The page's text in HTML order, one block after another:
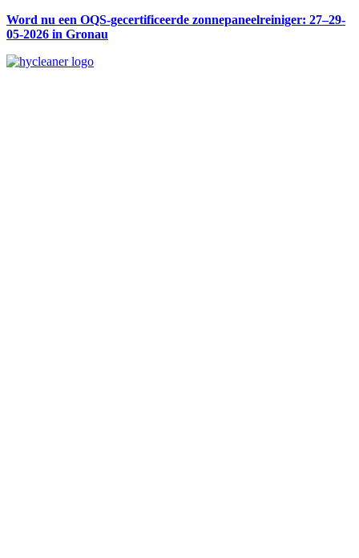
Word nu een OQS-gecertificeerde zonnepaneelreiniger: 27–29-
05-2026 in Gronau